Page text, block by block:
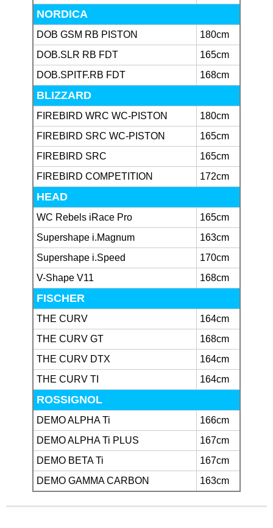
NORDICA
DOB GSM RB PISTON
180cm
DOB.SLR RB FDT
165cm
DOB.SPITF.RB FDT
168cm
BLIZZARD
FIREBIRD WRC WC-PISTON
180cm
FIREBIRD SRC WC-PISTON
165cm
FIREBIRD SRC
165cm
FIREBIRD COMPETITION
172cm
HEAD
WC Rebels iRace Pro
165cm
Supershape i.Magnum
163cm
Supershape i.Speed
170cm
V-Shape V11
168cm
FISCHER
THE CURV
164cm
THE CURV GT
168cm
THE CURV DTX
164cm
THE CURV TI
164cm
ROSSIGNOL
DEMO ALPHA Ti
166cm
DEMO ALPHA Ti PLUS
167cm
DEMO BETA Ti
167cm
DEMO GAMMA CARBON
163cm